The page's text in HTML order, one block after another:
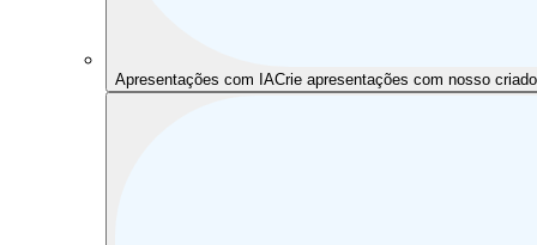
Apresentações com IACrie apresentações com nosso